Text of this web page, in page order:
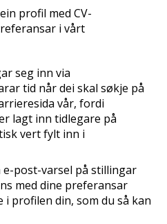
profil med CV-
i vårt
seg inn via
tid når dei skal søkje på
vår, fordi
lagt inn tidlegare på
vert fylt inn i
post-varsel på stillingar
med dine preferansar
i profilen din, som du så kan